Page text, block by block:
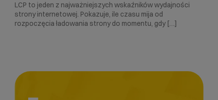
LCP to jeden z najważniejszych wskaźników wydajności
strony internetowej. Pokazuje, ile czasu mija od
rozpoczęcia ładowania strony do momentu, gdy […]